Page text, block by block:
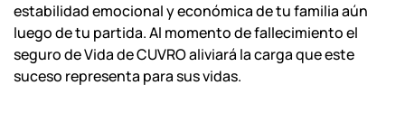
estabilidad emocional y económica de tu familia aún
luego de tu partida. Al momento de fallecimiento el
seguro de Vida de CUVRO aliviará la carga que este
suceso representa para sus vidas.